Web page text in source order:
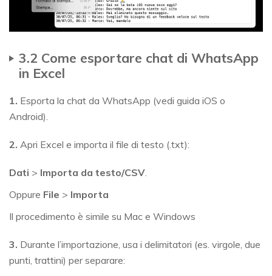
3.2 Come esportare chat di WhatsApp
in Excel
1. Esporta la chat da WhatsApp (vedi guida iOS o
Android).
2. Apri Excel e importa il file di testo (.txt):
Dati > Importa da testo/CSV
Oppure File > Importa
Il procedimento è simile su Mac e Windows
3. Durante l’importazione, usa i delimitatori (es. virgole, due
punti, trattini) per separare: